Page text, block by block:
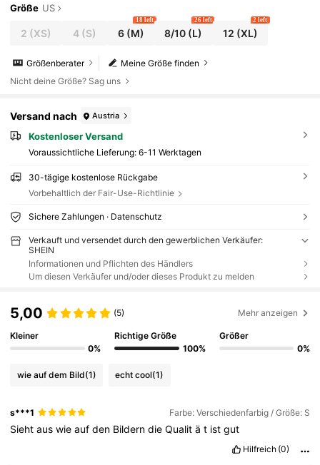
Größe US
2 (XS) 4(S) 6(M)
18 left
8/10 (L)
26 left
12 (XL)
2 left
Meine Größe finden
Größenberater
Nicht deine Größe? Sag uns
Versand nach Austria
Kostenloser Versand
Voraussichtliche Lieferung: 6-11 Werktagen
30-tägige kostenlose Rückgabe
Vorbehaltlich der Fair-Use-Richtlinie
Sichere Zahlungen · Datenschutz
Verkauft und versendet durch den gewerblichen Verkäufer:
SHEIN
Informationen und Pflichten des Händlers
Um diesen Verkäufer und/oder dieses Produkt zu melden
5,00 (5) Mehr anzeigen
Kleiner
0%
Richtige Größe
100%
Größer
0%
wie auf dem Bild(1) echt cool(1)
s***1 Farbe: Verschiedenfarbig / Größe: S
Siehtauswieaufden BilderndieQualität istgut
Hilfreich (0)